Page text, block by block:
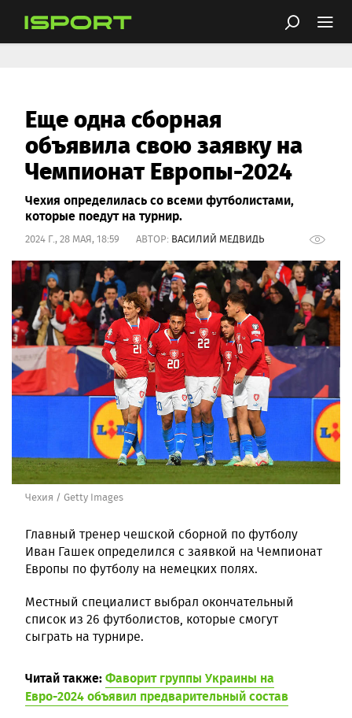
Еще одна сборная
объявила свою заявку на
Чемпионат Европы-2024
Чехия определилась со всеми футболистами,
которые поедут на турнир.
2024 Г., 28 МАЯ, 18:59 АВТОР: ВАСИЛИЙ МЕДВИДЬ
Чехия / Getty Images
Главный тренер чешской сборной по футболу
Иван Гашек определился с заявкой на Чемпионат
Европы по футболу на немецких полях.
Местный специалист выбрал окончательный
список из 26 футболистов, которые смогут
сыграть на турнире.
Читай также:Фаворит группы Украины на
Евро-2024 объявил предварительный состав